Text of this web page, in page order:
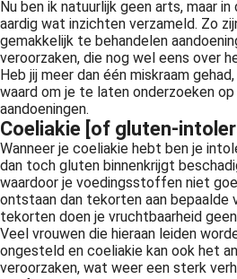
Nu ben ik natuurlijk geen arts, maar
aardig wat inzichten verzameld. Zo
gemakkelijk te behandelen
veroorzaken, die nog wel eens over
Heb jij meer dan één miskraam
waard om je te laten onderzoeken
aandoeningen.
Coeliakie [of gluten-
Wanneer je coeliakie hebt ben je
dan toch gluten binnenkrijgt
waardoor je voedingsstoffen niet
ontstaan dan tekorten aan
tekorten doen je vruchtbaarheid
Veel vrouwen die hieraan leiden
ongesteld en coeliakie kan ook het
veroorzaken, wat weer een sterk
van